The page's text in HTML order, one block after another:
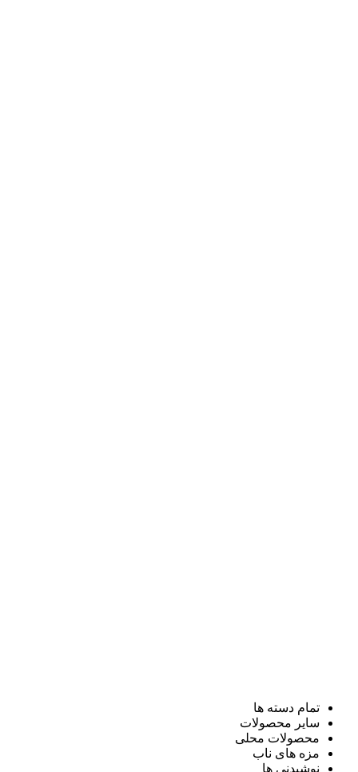
تمام دسته ها
سایر محصولات
محصولات محلی
مزه های ناب
نوشیدنی ها